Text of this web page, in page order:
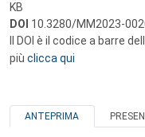
KB
DOI 10.3280/MM2023-
Il DOI è il codice a barre
più clicca qui
ANTEPRIMA